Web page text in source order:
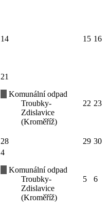
14 15 16
21
Komunální odpad
Troubky-
Zdislavice
(Kroměříž)
22 23
28 29 30
4
Komunální odpad
Troubky-
Zdislavice
(Kroměříž)
5 6